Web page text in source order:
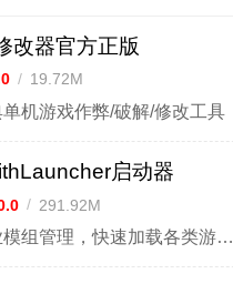
改器官方正版
/ 19.72M
机游戏作弊/破解/修改工具
启动器
/ 291.92M
专业模组管理，快速加载各类游戏包。